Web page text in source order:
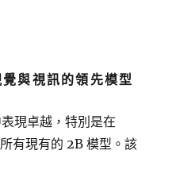
與視訊的領先模型
現卓越，特別是在
有現有的 2B 模型。該